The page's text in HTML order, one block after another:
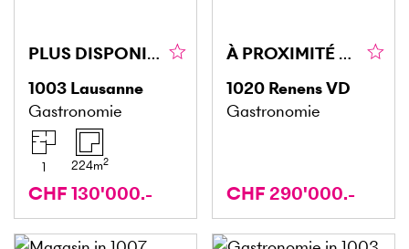
PLUS DISPONIBLE
1003 Lausanne
Gastronomie
1 224m2
CHF 130'000.-
À PROXIMITÉ DE LA GARE ET GYMNASE DE RENENS !
1020 Renens VD
Gastronomie
CHF 290'000.-